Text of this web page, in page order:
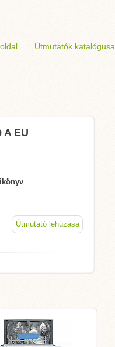
Útmutatók katalógusa
A EU
Útmutató lehúzása